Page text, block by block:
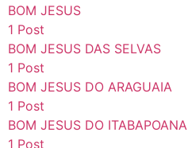
BOM JESUS
1 Post
BOM JESUS DAS SELVAS
1 Post
BOM JESUS DO ARAGUAIA
1 Post
BOM JESUS DO ITABAPOANA
1 Post